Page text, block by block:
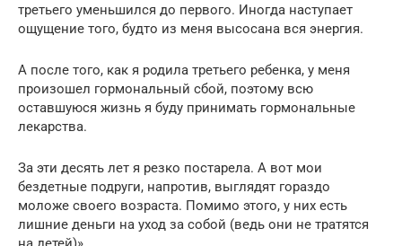
третьего уменьшился до первого. Иногда наступает
ощущение того, будто из меня высосана вся энергия.
А после того, как я родила третьего ребенка, у меня
произошел гормональный сбой, поэтому всю
оставшуюся жизнь я буду принимать гормональные
лекарства.
За эти десять лет я резко постарела. А вот мои
бездетные подруги, напротив, выглядят гораздо
моложе своего возраста. Помимо этого, у них есть
лишние деньги на уход за собой (ведь они не тратятся